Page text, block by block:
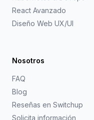
React Avanzado
Diseño Web UX/UI
Nosotros
FAQ
Blog
Reseñas en Switchup
Solicita información